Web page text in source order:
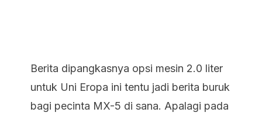
Berita dipangkasnya opsi mesin 2.0 liter
untuk Uni Eropa ini tentu jadi berita buruk
bagi pecinta MX-5 di sana. Apalagi pada